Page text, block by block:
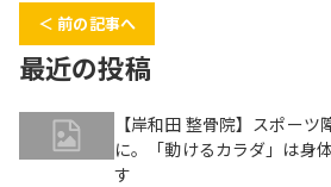
＜ 前の記事へ
最近の投稿
【岸和田 整骨院】スポー
に。「動けるカラダ」は身
す